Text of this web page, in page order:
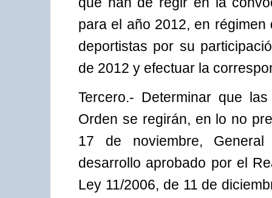
para el año 2012, en
deportistas por su
de 2012 y efectuar la
Tercero.- Determinar que
Orden se regirán, en lo no
17 de noviembre,
desarrollo aprobado por el
Ley 11/2006, de 11 de